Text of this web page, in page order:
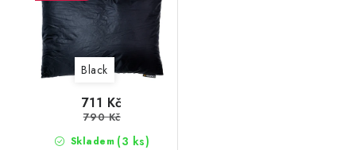
Black
Skladem (3 ks)
711 Kč
790 Kč